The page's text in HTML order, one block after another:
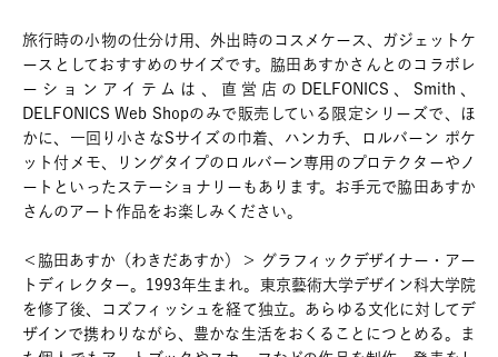
旅行時の小物の仕分け用、外出時のコスメケース、ガジェットケ
ースとしておすすめのサイズです。脇田あすかさんとのコラボレ
ーションアイテムは、直営店のDELFONICS、Smith、
DELFONICS Web Shopのみで販売している限定シリーズで、ほ
かに、一回り小さなSサイズの巾着、ハンカチ、ロルバーン ポケ
ット付メモ、リングタイプのロルバーン専用のプロテクターやノ
ートといったステーショナリーもあります。お手元で脇田あすか
さんのアート作品をお楽しみください。
＜脇田あすか（わきだあすか）＞ グラフィックデザイナー・アー
トディレクター。1993年生まれ。東京藝術大学デザイン科大学院
を修了後、コズフィッシュを経て独立。あらゆる文化に対してデ
ザインで携わりながら、豊かな生活をおくることにつとめる。ま